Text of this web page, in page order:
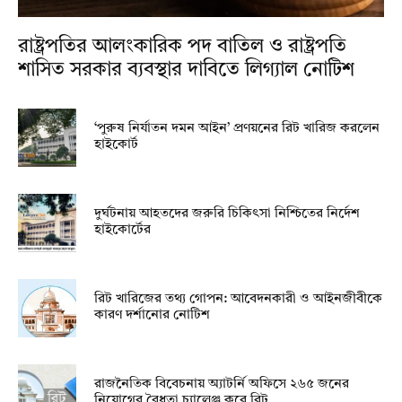
রাষ্ট্রপতির আলংকারিক পদ বাতিল ও রাষ্ট্রপতি
শাসিত সরকার ব্যবস্থার দাবিতে লিগ্যাল নোটিশ
‘পুরুষ নির্যাতন দমন আইন’ প্রণয়নের রিট খারিজ করলেন
হাইকোর্ট
দুর্ঘটনায় আহতদের জরুরি চিকিৎসা নিশ্চিতের নির্দেশ
হাইকোর্টের
রিট খারিজের তথ্য গোপন: আবেদনকারী ও আইনজীবীকে
কারণ দর্শানোর নোটিশ
রাজনৈতিক বিবেচনায় অ‍্যাটর্নি অফিসে ২৬৫ জনের